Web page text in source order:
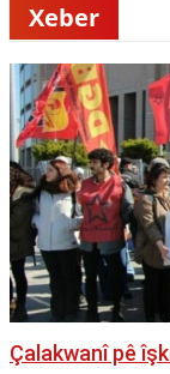
Xeber
Çalakwanî pê